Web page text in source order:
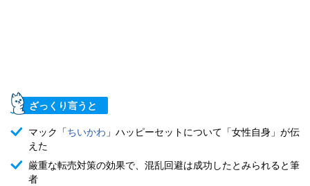
ざっくり言うと
マック「ちいかわ 」ハッピーセットについて「女性自身」が伝
えた
厳重な転売対策の効果で、混乱回避は成功したとみられると筆
者